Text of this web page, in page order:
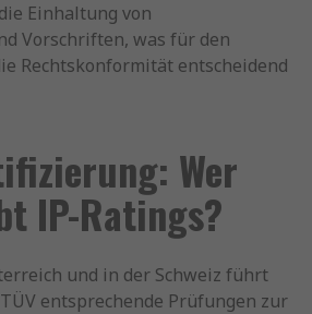
Einhaltung von
Vorschriften, was für den
Rechtskonformität entscheidend
Wer
IP-Ratings?
und in der Schweiz führt
entsprechende Prüfungen zur